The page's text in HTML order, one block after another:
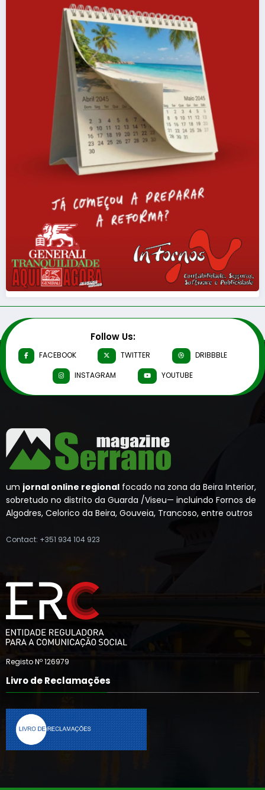
Follow Us:
FACEBOOK TWITTER
DRIBBBLE
INSTAGRAM
YOUTUBE
um jornal online regional focado na zona da Beira Interior,
sobretudo no distrito da Guarda /Viseu— incluindo Fornos de
Algodres, Celorico da Beira, Gouveia, Trancoso, entre outros
Contact: +351 934 104 923
Registo Nº 126979
Livro de Reclamações